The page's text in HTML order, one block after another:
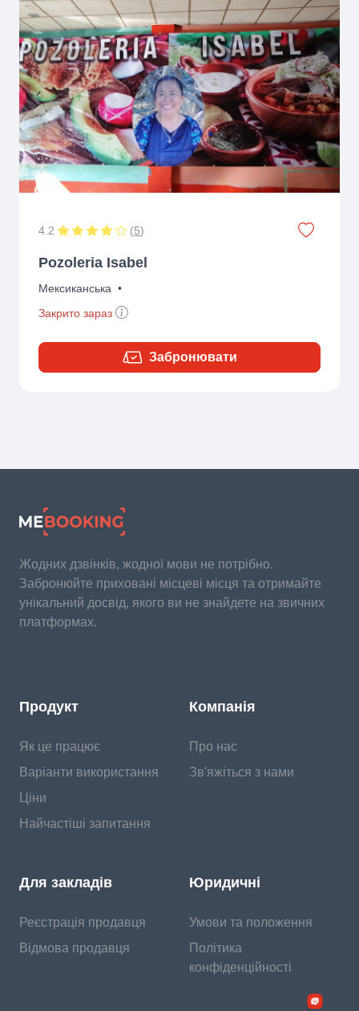
4.2 (5)
Pozoleria Isabel
Мексиканська •
Закрито зараз
Забронювати
Жодних дзвінків, жодної мови не потрібно.
Забронюйте приховані місцеві місця та отримайте
унікальний досвід, якого ви не знайдете на звичних
платформах.
Продукт
Як це працює
Варіанти використання
Ціни
Найчастіші запитання
Компанія
Про нас
Зв'яжіться з нами
Для закладів
Реєстрація продавця
Відмова продавця
Юридичні
Умови та положення
Політика
конфіденційності